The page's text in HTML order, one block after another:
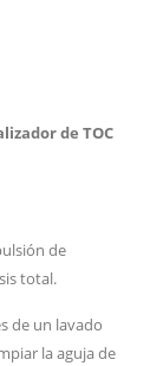
de TOC
de
total.
de un lavado
la aguja de